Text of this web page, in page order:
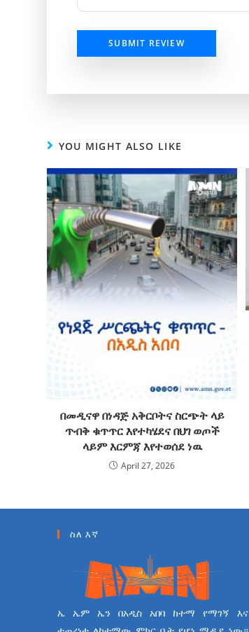
SUBMIT REVIEW
YOU MIGHT ALSO LIKE
በመዲናዋ በነዳጅ አቅርቦትና ስርጭት ላይ
ጥብቅ ቁጥጥር እየተካሄደና በህገ ወጦች
ላይም እርምጃ እየተወሰደ ነዉ
April 27, 2026
ስለ እኛ
ኤ ኤም ኤን በአዲስ አበባ ከተማ የማገኝ እና